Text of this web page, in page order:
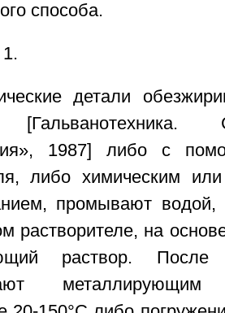
способа.
детали
[Гальванотехника.
1987] либо с
либо химическим
промывают
растворителе, на
раствор. После